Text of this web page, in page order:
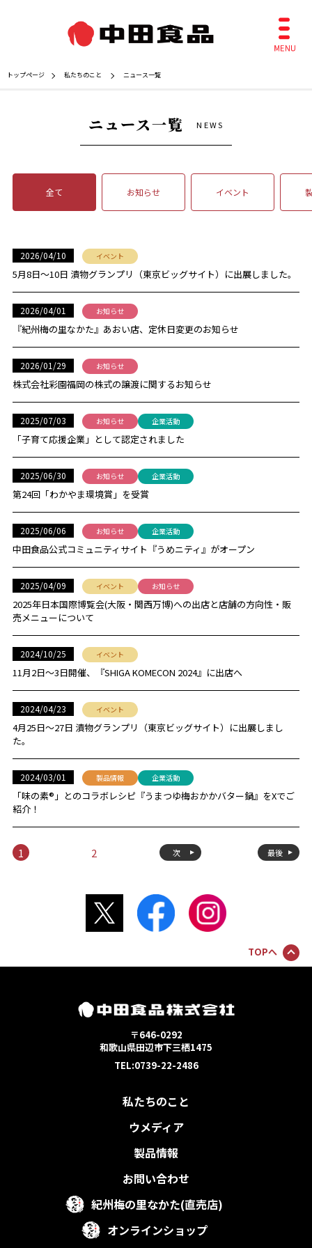
トップページ 私たちのこと ニュース一覧
ニュース一覧 NEWS
全て お知らせ イベント
2026/04/10 イベント
5月8日〜10日 漬物グランプリ（東京ビッグサイト）に出展しました。
2026/04/01 お知らせ
『紀州梅の里なかた』あおい店、定休日変更のお知らせ
2026/01/29 お知らせ
株式会社彩園福岡の株式の譲渡に関するお知らせ
2025/07/03 お知らせ 企業活動
「子育て応援企業」として認定されました
2025/06/30 お知らせ 企業活動
第24回「わかやま環境賞」を受賞
2025/06/06 お知らせ 企業活動
中田食品公式コミュニティサイト『うめニティ』がオープン
2025/04/09 イベント お知らせ
2025年日本国際博覧会(大阪・関西万博)への出店と店舗の方向性・販
売メニューについて
2024/10/25 イベント
11月2日～3日開催、『SHIGA KOMECON 2024』に出店へ
2024/04/23 イベント
4月25日〜27日 漬物グランプリ（東京ビッグサイト）に出展しまし
た。
2024/03/01 製品情報 企業活動
「味の素®」とのコラボレシピ『うまつゆ梅おかかバター鍋』をXでご
紹介！
1 2 次 最後
TOPへ
〒646-0292
和歌山県田辺市下三栖1475
TEL:0739-22-2486
私たちのこと
ウメディア
製品情報
お問い合わせ
紀州梅の里なかた(直売店)
オンラインショップ